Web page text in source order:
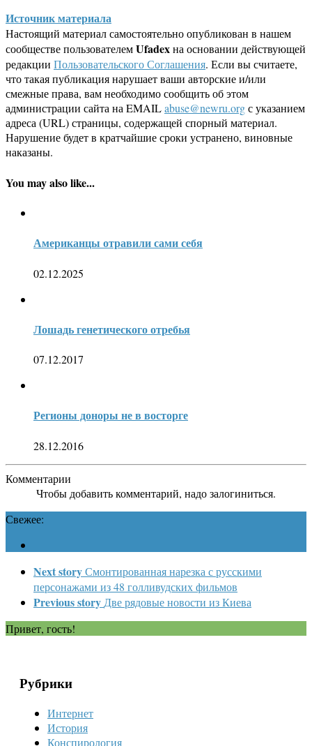
Источник материала
Настоящий материал самостоятельно опубликован в нашем
сообществе пользователемUfadexна основании действующей
редакции Пользовательского Соглашения. Если вы считаете,
что такая публикация нарушает ваши авторские и/или
смежные права, вам необходимо сообщить об этом
администрации сайта на EMAILabuse@newru.orgс указанием
адреса (URL) страницы, содержащей спорный материал.
Нарушение будет в кратчайшие сроки устранено, виновные
наказаны.
You may also like...
Американцы отравили сами себя
02.12.2025
Лошадь генетического отребья
07.12.2017
Регионы доноры не в восторге
28.12.2016
Комментарии
Чтобы добавить комментарий, надо залогиниться.
Свежее:
Next storyСмонтированная нарезка с русскими
персонажами из 48 голливудских фильмов
Previous story Две рядовые новости из Киева
Привет, гость!
Рубрики
Интернет
История
Конспирология